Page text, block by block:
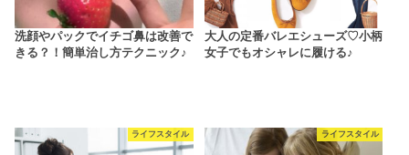
洗顔やパックでイチゴ鼻は改善で
きる？！簡単治し方テクニック♪
大人の定番バレエシューズ♡小柄
女子でもオシャレに履ける♪
ライフスタイル ライフスタイル